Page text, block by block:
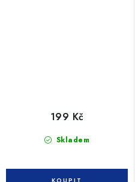
Skladem
199 Kč